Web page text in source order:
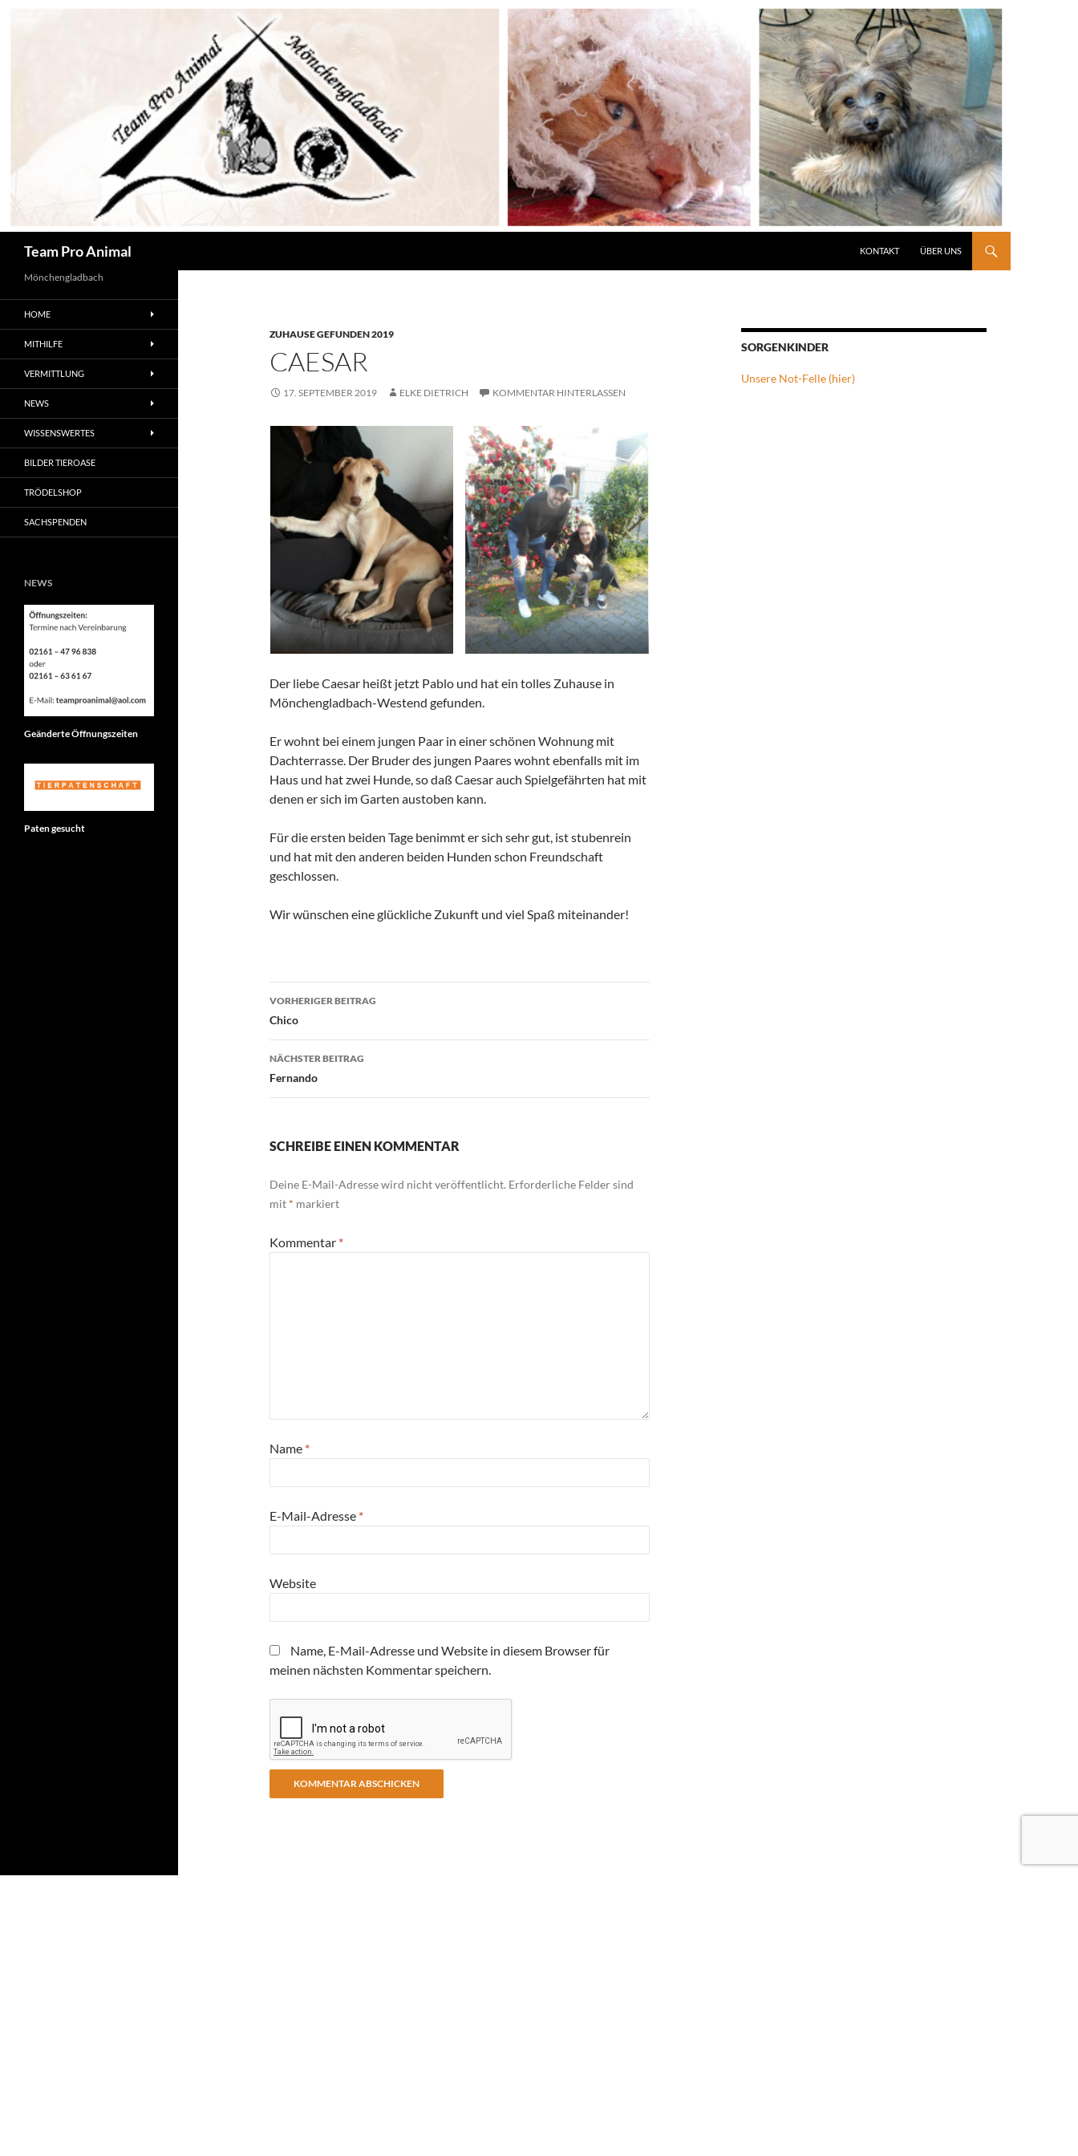
Team Pro Animal KONTAKT ÜBER UNS
ZUHAUSE GEFUNDEN 2019
CAESAR
17. SEPTEMBER 2019 ELKE DIETRICH KOMMENTAR HINTERLASSEN
Der liebe Caesar heißt jetzt Pablo und hat ein tolles Zuhause in
Mönchengladbach-Westend gefunden.
Er wohnt bei einem jungen Paar in einer schönen Wohnung mit
Dachterrasse. Der Bruder des jungen Paares wohnt ebenfalls mit im
Haus und hat zwei Hunde, so daß Caesar auch Spielgefährten hat mit
denen er sich im Garten austoben kann.
Für die ersten beiden Tage benimmt er sich sehr gut, ist stubenrein
und hat mit den anderen beiden Hunden schon Freundschaft
geschlossen.
Wir wünschen eine glückliche Zukunft und viel Spaß miteinander!
Beitragsnavigation
VORHERIGER BEITRAG
Chico
NÄCHSTER BEITRAG
Fernando
SCHREIBE EINEN KOMMENTAR
Deine E-Mail-Adresse wird nicht veröffentlicht. Erforderliche Felder sind
mit * markiert
Kommentar *
Name *
E-Mail-Adresse *
Website
Name, E-Mail-Adresse und Website in diesem Browser für
meinen nächsten Kommentar speichern.
SORGENKINDER
Unsere Not-Felle (hier)
Mönchengladbach
HOME
MITHILFE
VERMITTLUNG
NEWS
WISSENSWERTES
BILDER TIEROASE
TRÖDELSHOP
SACHSPENDEN
NEWS
Geänderte Öffnungszeiten
Paten gesucht